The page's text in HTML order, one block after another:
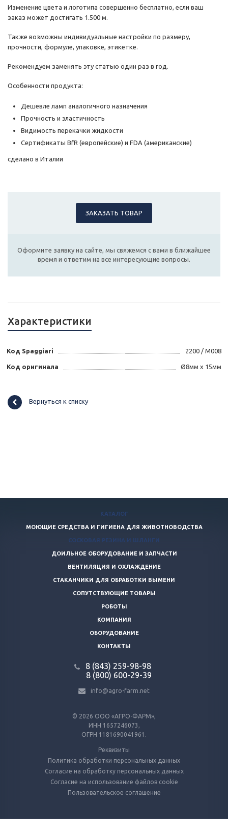
Изменение цвета и логотипа совершенно бесплатно, если ваш
заказ может достигать 1.500 м.
Также возможны индивидуальные настройки по размеру,
прочности, формуле, упаковке, этикетке.
Рекомендуем заменять эту статью один раз в год.
Особенности продукта:
Дешевле ламп аналогичного назначения
Прочность и эластичность
Видимость перекачки жидкости
Сертификаты BfR ​​(европейские) и FDA (американские)
сделано в Италии
ЗАКАЗАТЬ ТОВАР
Оформите заявку на сайте, мы свяжемся с вами в ближайшее
время и ответим на все интересующие вопросы.
Характеристики
Код Spaggiari 2200 / M008
Код оригинала Ø8мм x 15мм
Вернуться к списку
© 2026 ООО «АГРО-ФАРМ»,
ИНН 1657246073,
ОГРН 1181690041961.
Реквизиты
Политика обработки персональных данных
Согласие на обработку персональных данных
Согласие на использование файлов cookie
Пользовательское соглашение
КАТАЛОГ
МОЮЩИЕ СРЕДСТВА И ГИГИЕНА ДЛЯ ЖИВОТНОВОДСТВА
СОСКОВАЯ РЕЗИНА И ШЛАНГИ
ДОИЛЬНОЕ ОБОРУДОВАНИЕ И ЗАПЧАСТИ
ВЕНТИЛЯЦИЯ И ОХЛАЖДЕНИЕ
СТАКАНЧИКИ ДЛЯ ОБРАБОТКИ ВЫМЕНИ
СОПУТСТВУЮЩИЕ ТОВАРЫ
РОБОТЫ
КОМПАНИЯ
ОБОРУДОВАНИЕ
КОНТАКТЫ
8 (843) 259-98-98
8 (800) 600-29-39
info@agro-farm.net